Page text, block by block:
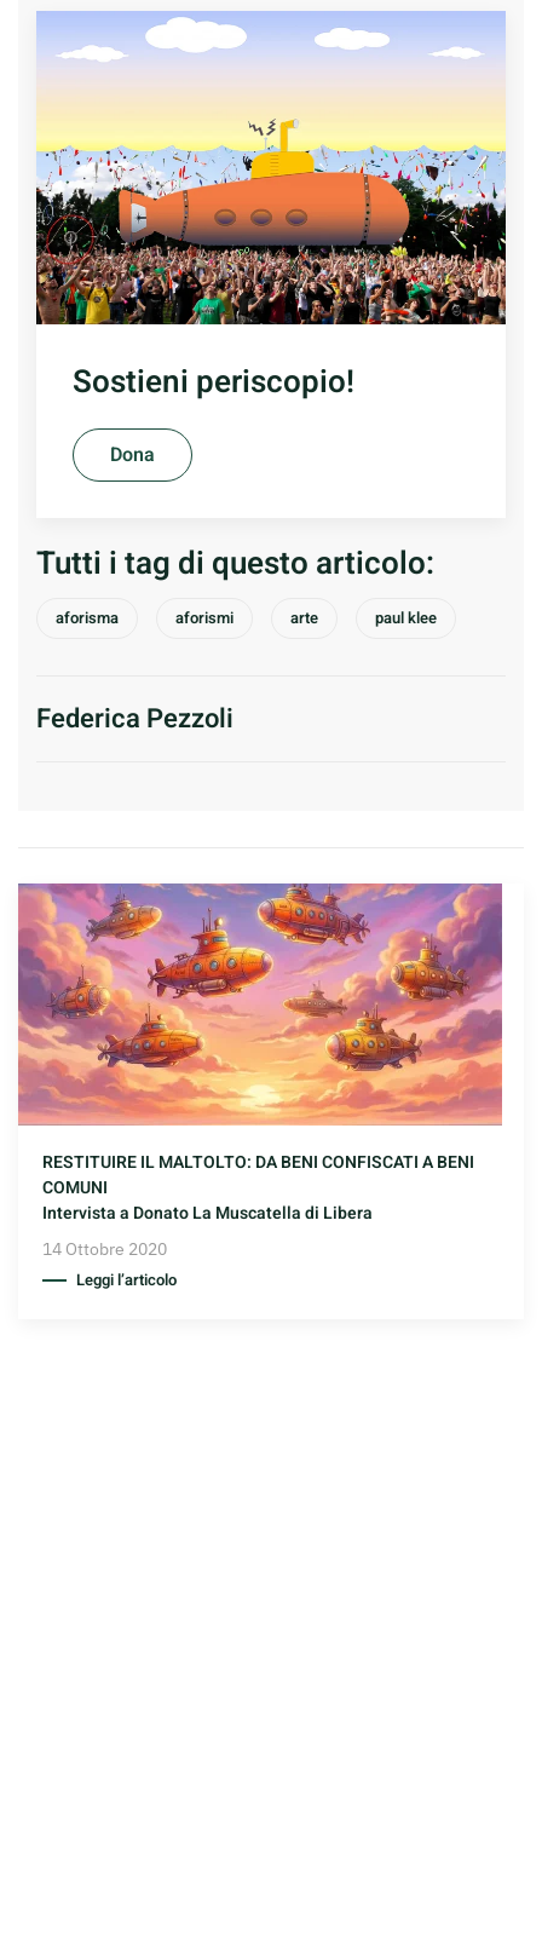
RESTITUIRE IL MALTOLTO: DA BENI CONFISCATI A BENI
COMUNI
Intervista a Donato La Muscatella di Libera
14 Ottobre 2020
Leggi l’articolo
Sostieni periscopio!
Dona
Tutti i tag di questo articolo:
aforisma aforismi arte paul klee
Federica Pezzoli